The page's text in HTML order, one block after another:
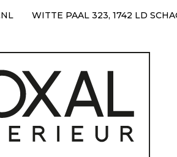
WITTE PAAL 323, 1742 LD